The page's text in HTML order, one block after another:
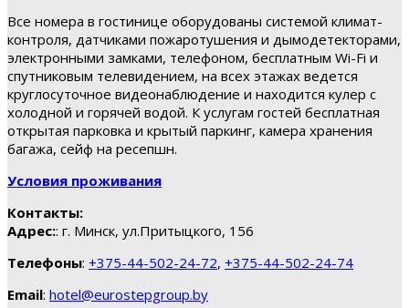
Все номера в гостинице оборудованы системой климат-
контроля, датчиками пожаротушения и дымодетекторами,
электронными замками, телефоном, бесплатным Wi-Fi и
спутниковым телевидением, на всех этажах ведется
круглосуточное видеонаблюдение и находится кулер с
холодной и горячей водой. К услугам гостей бесплатная
открытая парковка и крытый паркинг, камера хранения
багажа, сейф на ресепшн.
Условия проживания
Контакты:
Адрес:: г. Минск, ул.Притыцкого, 156
Телефоны: +375-44-502-24-72, +375-44-502-24-74
Email: hotel@eurostepgroup.by